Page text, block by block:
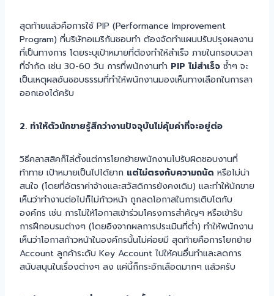
สุดท้ายแล้วคือการใช้ PIP (Performance Improvement
Program) ที่บริษัทอเมริกันชอบทำ ต้องจัดทำแผนปรับปรุงผลงาน
ที่เป็นทางการ โดยระบุเป้าหมายที่ต้องทำให้สำเร็จ ภายในกรอบเวลา
ที่จำกัด เช่น 30-60 วัน การที่พนักงานทำ PIP ไม่สำเร็จ ซ้ำๆ จะ
เป็นเหตุผลอันชอบธรรมที่ทำให้พนักงานมองเห็นทางเลือกในการลา
ออกเองได้ครับ
2. ทำให้ตัวนักขายรู้สึกว่างานปัจจุบันไม่คุ้มค่าที่จะอยู่ต่อ
วิธีคลาสสิคก็ไล่ตั้งแต่การโยกย้ายพนักงานไปรับผิดชอบงานที่
ท้าทาย เป้าหมายเป็นไปได้ยาก แต่ไม่ตรงกับความถนัด หรือไม่น่า
สนใจ (โดยที่อัตราค่าจ้างและสวัสดิการยังคงเดิม) และทำให้นักขาย
เห็นว่าทำงานต่อไปก็ไม่ก้าวหน้า ถูกลดโอกาสในการเติบโตกับ
องค์กร เช่น การไม่ให้โอกาสเข้าร่วมโครงการสำคัญๆ หรือเข้ารับ
การฝึกอบรมต่างๆ (โดยอิงจากผลการประเมินที่ต่ำ) ทำให้พนักงาน
เห็นว่าโอกาสก้าวหน้าในองค์กรนั้นไม่ค่อยมี สุดท้ายคือการโยกย้าย
Account ลูกค้าระดับ Key Account ไปให้คนอื่นทำและลดการ
สนับสนุนในเรื่องต่างๆ ลง แค่นี้ก็กระอักเลือดมากๆ แล้วครับ